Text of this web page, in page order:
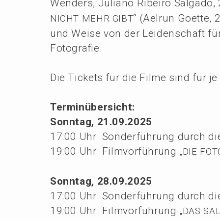
Wenders, Julia­no Ribei­ro Salga­do,
NICHT MEHR GIBT“ (Aelrun Goette,
und Weise von der Leiden­schaft
Fotografie.
Die Tickets für die Filme sind für
Termin­über­sicht:
Sonntag, 21.09.2025
17:00 Uhr Sonder­füh­rung durch
19:00 Uhr Filmvor­füh­rung „DIE
Sonntag, 28.09.2025
17:00 Uhr Sonder­füh­rung durch
19:00 Uhr Filmvor­füh­rung „DAS